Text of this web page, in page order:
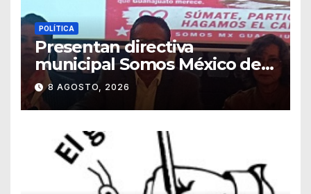
POLÍTICA
Presentan directiva
municipal Somos México de
Guanajuato
8 AGOSTO, 2026